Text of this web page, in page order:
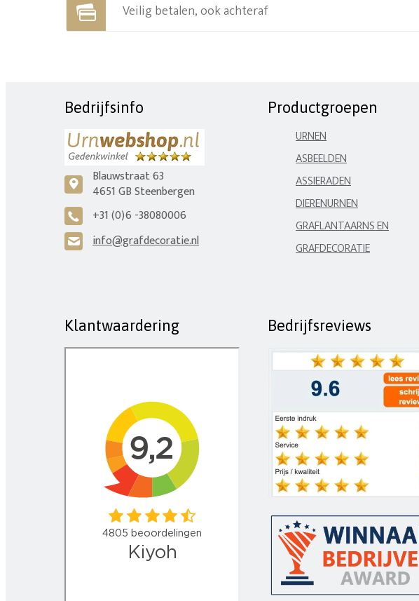
Veilig betalen, ook achteraf
Bedrijfsinfo
c
Blauwstraat 63
4651 GB Steenbergen
A +31 (0)6 -38080006
H info@grafdecoratie.nl
Productgroepen
URNEN
ASBEELDEN
ASSIERADEN
DIERENURNEN
GRAFLANTAARNS EN
GRAFDECORATIE
Klantwaardering Bedrijfsreviews